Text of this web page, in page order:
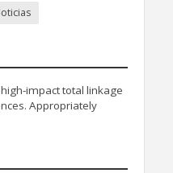
impact total linkage
Appropriately